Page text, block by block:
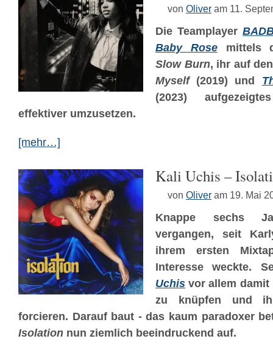
von Oliver am 11.
Die Teamplayer
Baby Rosemittels
Slow Burn, ihr auf
Myself(2019) und
(2023)
effektiver umzusetzen.
[mehr…]
Kali Uchis –
von Oliver am 19. Mai
Knappe sechs
vergangen, seit
ihrem ersten
Interesse weckte.
Uchis vor allem
zu knüpfen und
forcieren. Darauf baut - das kaum paradoxer
Isolation nun ziemlich beeindruckend auf.